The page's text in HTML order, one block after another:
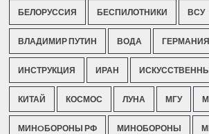
БЕЛОРУССИЯ БЕСПИЛОТНИКИ ВСУ
ВЛАДИМИР ПУТИН ВОДА ГЕРМАНИЯ
ИНСТРУКЦИЯ ИРАН
КИТАЙ КОСМОС ЛУНА МГУ
МИНOБОРОНЫ РФ МИНОБОРОНЫ